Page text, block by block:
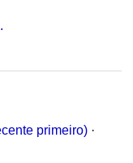
primeiro) ·